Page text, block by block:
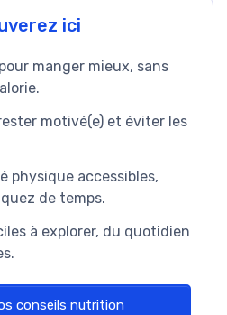
ici
manger mieux, sans
motivé(e) et éviter les
physique accessibles,
de temps.
à explorer, du quotidien
conseils nutrition